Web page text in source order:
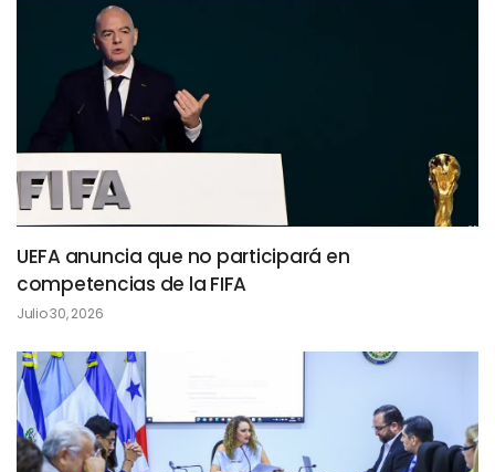
UEFA anuncia que no participará en
competencias de la FIFA
Julio 30, 2026